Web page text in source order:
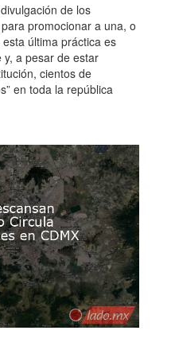
de los
promocionar a una, o
última práctica es
a pesar de estar
cientos de
en toda la república